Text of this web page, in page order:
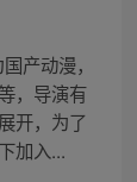
产动漫，
，导演有
开，为了
加入...